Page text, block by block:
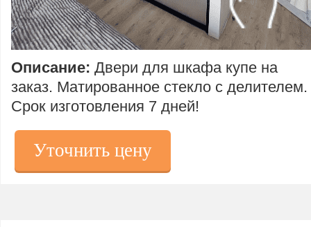
Уточнить цену
Описание: Двери для шкафа купе на
заказ. Матированное стекло с делителем.
Срок изготовления 7 дней!